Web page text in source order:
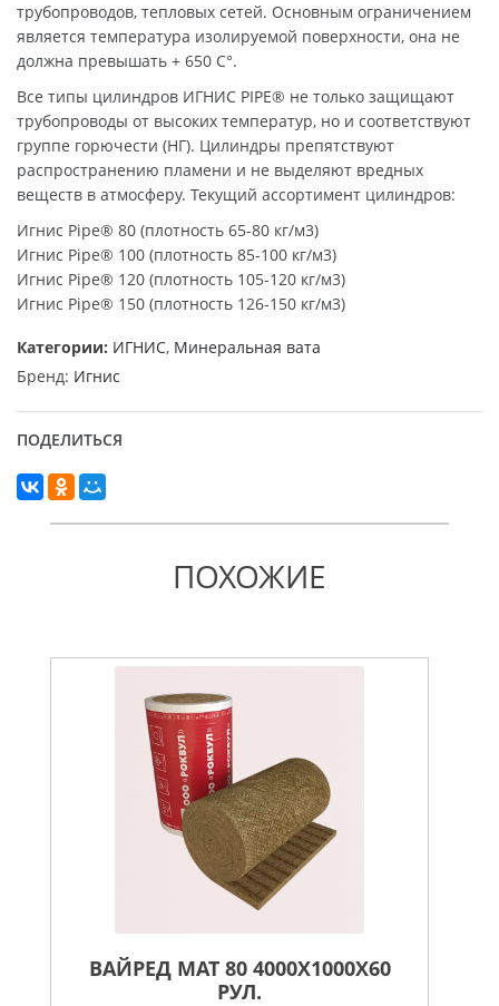
трубопроводов, тепловых сетей. Основным ограничением
является температура изолируемой поверхности, она не
должна превышать + 650 C°.
Все типы цилиндров ИГНИС PIPE® не только защищают
трубопроводы от высоких температур, но и соответствуют
группе горючести (НГ). Цилиндры препятствуют
распространению пламени и не выделяют вредных
веществ в атмосферу. Текущий ассортимент цилиндров:
Игнис Pipe® 80 (плотность 65-80 кг/м3)
Игнис Pipe® 100 (плотность 85-100 кг/м3)
Игнис Pipe® 120 (плотность 105-120 кг/м3)
Игнис Pipe® 150 (плотность 126-150 кг/м3)
Категории: ИГНИС, Минеральная вата
Бренд: Игнис
ПОДЕЛИТЬСЯ
ПОХОЖИЕ
ВАЙРЕД МАТ 80 4000X1000X60
РУЛ.